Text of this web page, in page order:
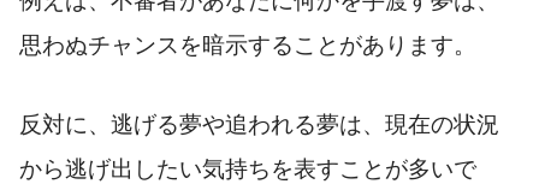
思わぬチャンスを暗示することがあります。
反対に、逃げる夢や追われる夢は、現在の状況
から逃げ出したい気持ちを表すことが多いで